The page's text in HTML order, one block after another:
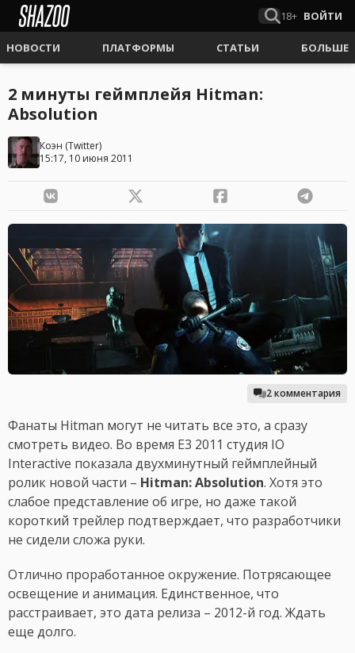
18+ ВОЙТИ
НОВОСТИ ПЛАТФОРМЫ СТАТЬИ БОЛЬШЕ
2 минуты геймплейя Hitman:
Absolution
Коэн (Twitter)
15:17, 10 июня 2011
2 комментария
Фанаты Hitman могут не читать все это, а сразу
смотреть видео. Во время E3 2011 студия IO
Interactive показала двухминутный геймплейный
ролик новой части – Hitman: Absolution. Хотя это
слабое представление об игре, но даже такой
короткий трейлер подтверждает, что разработчики
не сидели сложа руки.
Отлично проработанное окружение. Потрясающее
освещение и анимация. Единственное, что
расстраивает, это дата релиза – 2012-й год. Ждать
еще долго.